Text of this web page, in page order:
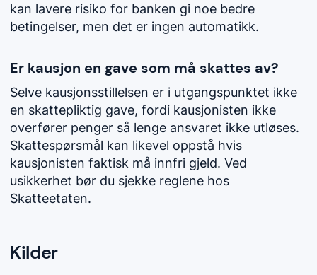
kan lavere risiko for banken gi noe bedre
betingelser, men det er ingen automatikk.
Er kausjon en gave som må skattes av?
Selve kausjonsstillelsen er i utgangspunktet ikke
en skattepliktig gave, fordi kausjonisten ikke
overfører penger så lenge ansvaret ikke utløses.
Skattespørsmål kan likevel oppstå hvis
kausjonisten faktisk må innfri gjeld. Ved
usikkerhet bør du sjekke reglene hos
Skatteetaten.
Kilder